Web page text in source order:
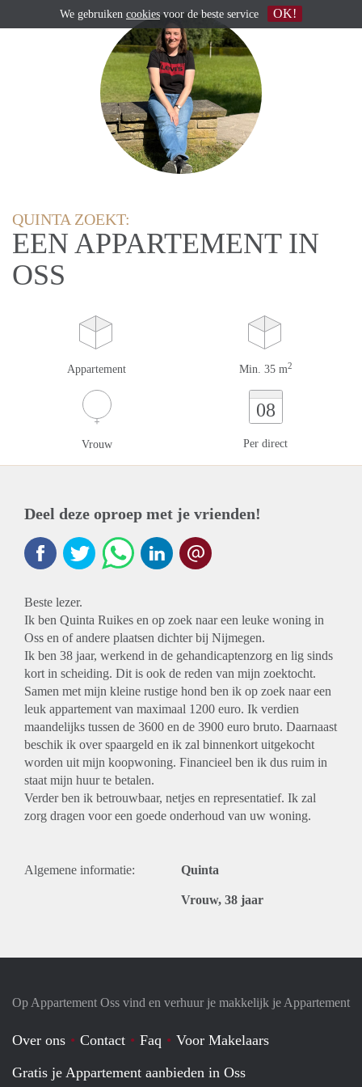
QUINTA ZOEKT:
EEN APPARTEMENT IN
OSS
Appartement Min. 35 m2
Vrouw
08
Per direct
Deel deze oproep met je vrienden!
Beste lezer.
Ik ben Quinta Ruikes en op zoek naar een leuke woning in
Oss en of andere plaatsen dichter bij Nijmegen.
Ik ben 38 jaar, werkend in de gehandicaptenzorg en lig sinds
kort in scheiding. Dit is ook de reden van mijn zoektocht.
Samen met mijn kleine rustige hond ben ik op zoek naar een
leuk appartement van maximaal 1200 euro. Ik verdien
maandelijks tussen de 3600 en de 3900 euro bruto. Daarnaast
beschik ik over spaargeld en ik zal binnenkort uitgekocht
worden uit mijn koopwoning. Financieel ben ik dus ruim in
staat mijn huur te betalen.
Verder ben ik betrouwbaar, netjes en representatief. Ik zal
zorg dragen voor een goede onderhoud van uw woning.
Algemene informatie: Quinta
Vrouw, 38 jaar
Op Appartement Oss vind en verhuur je makkelijk je Appartement
Over ons Contact Faq
Voor Makelaars
Gratis je Appartement aanbieden in Oss
We gebruiken cookiesvoor de beste service OK!